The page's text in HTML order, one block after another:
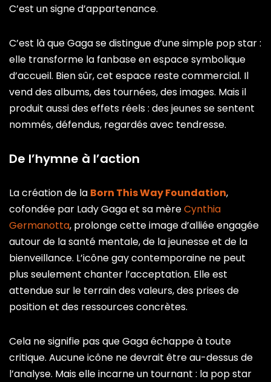
C’est un signe d’appartenance.
C’est là que Gaga se distingue d’une simple pop star :
elle transforme la fanbase en espace symbolique
d’accueil. Bien sûr, cet espace reste commercial. Il
vend des albums, des tournées, des images. Mais il
produit aussi des effets réels : des jeunes se sentent
nommés, défendus, regardés avec tendresse.
De l’hymne à l’action
La création de la Born This Way Foundation,
cofondée par Lady Gaga et sa mèreCynthia
Germanotta, prolonge cette image d’alliée engagée
autour de la santé mentale, de la jeunesse et de la
bienveillance. L’icône gay contemporaine ne peut
plus seulement chanter l’acceptation. Elle est
attendue sur le terrain des valeurs, des prises de
position et des ressources concrètes.
Cela ne signifie pas que Gaga échappe à toute
critique. Aucune icône ne devrait être au-dessus de
l’analyse. Mais elle incarne un tournant : la pop star